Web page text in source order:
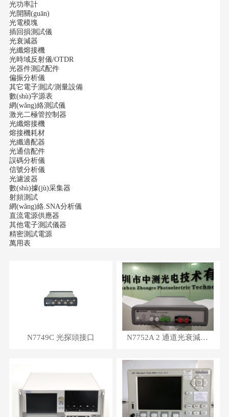
光功率計
光開關(guān)
光電模塊
插回損測試儀
光衰減器
光纖熔接機
光時域反射儀/OTDR
光器件測試配件
偏振分析儀
其它電子測試/測量設備
數(shù)字源表
網(wǎng)絡測試儀
激光二極管控制器
光纖熔接機
熔接機耗材
光纖適配器
光通信配件
誤碼分析儀
信號分析儀
光濾波器
數(shù)據(jù)采集器
射頻測試
網(wǎng)絡.SNA分析儀
直流電源供應器
其他電子測試儀器
精密測試電源
萬用表
N7749C 光探頭接口 N7752A 2 通道光衰減器和功率計